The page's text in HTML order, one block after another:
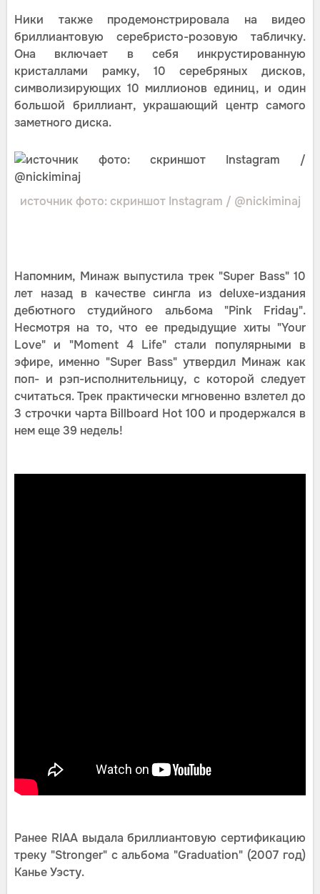
Ники также продемонстрировала на видео
бриллиантовую серебристо-розовую табличку.
Она включает в себя инкрустированную
кристаллами рамку, 10 серебряных дисков,
символизирующих 10 миллионов единиц, и один
большой бриллиант, украшающий центр самого
заметного диска.
источник фото: скриншот Instagram / @nickiminaj
Напомним, Минаж выпустила трек "Super Bass" 10
лет назад в качестве сингла из deluxe-издания
дебютного студийного альбома "Pink Friday".
Несмотря на то, что ее предыдущие хиты "Your
Love" и "Moment 4 Life" стали популярными в
эфире, именно "Super Bass" утвердил Минаж как
поп- и рэп-исполнительницу, с которой следует
считаться. Трек практически мгновенно взлетел до
3 строчки чарта Billboard Hot 100 и продержался в
нем еще 39 недель!
Ранее RIAA выдала бриллиантовую сертификацию
треку "Stronger" с альбома "Graduation" (2007 год)
Канье Уэсту.